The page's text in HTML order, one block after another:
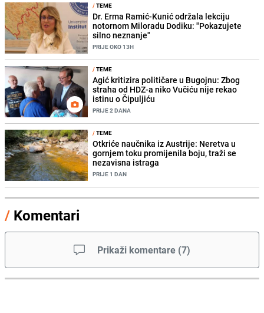
/TEME
Dr. Erma Ramić-Kunić održala lekciju
notornom Miloradu Dodiku: "Pokazujete
silno neznanje"
PRIJE OKO 13H
/TEME
Agić kritizira političare u Bugojnu: Zbog
straha od HDZ-a niko Vučiću nije rekao
istinu o Čipuljiću
PRIJE 2 DANA
/TEME
Otkriće naučnika iz Austrije: Neretva u
gornjem toku promijenila boju, traži se
nezavisna istraga
PRIJE 1 DAN
/ Komentari
Prikaži komentare (7)